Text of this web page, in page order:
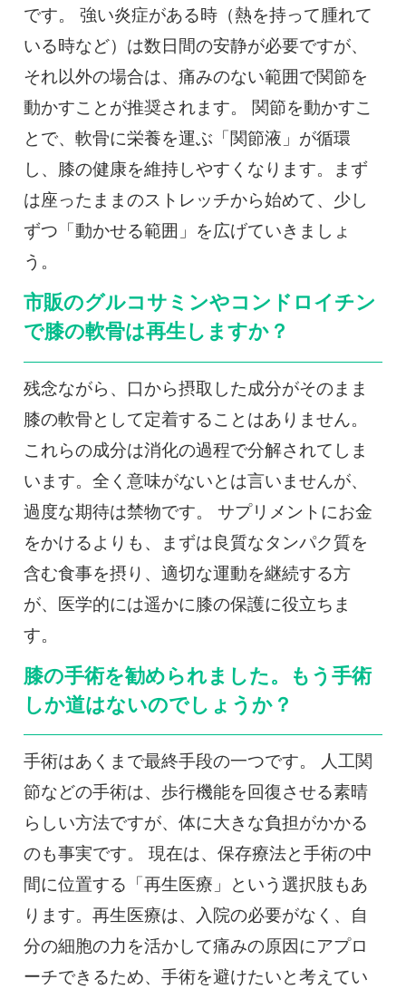
です。 強い炎症がある時（熱を持って腫れて
いる時など）は数日間の安静が必要ですが、
それ以外の場合は、痛みのない範囲で関節を
動かすことが推奨されます。 関節を動かすこ
とで、軟骨に栄養を運ぶ「関節液」が循環
し、膝の健康を維持しやすくなります。まず
は座ったままのストレッチから始めて、少し
ずつ「動かせる範囲」を広げていきましょ
う。
市販のグルコサミンやコンドロイチン
で膝の軟骨は再生しますか？
残念ながら、口から摂取した成分がそのまま
膝の軟骨として定着することはありません。
これらの成分は消化の過程で分解されてしま
います。全く意味がないとは言いませんが、
過度な期待は禁物です。 サプリメントにお金
をかけるよりも、まずは良質なタンパク質を
含む食事を摂り、適切な運動を継続する方
が、医学的には遥かに膝の保護に役立ちま
す。
膝の手術を勧められました。もう手術
しか道はないのでしょうか？
手術はあくまで最終手段の一つです。 人工関
節などの手術は、歩行機能を回復させる素晴
らしい方法ですが、体に大きな負担がかかる
のも事実です。 現在は、保存療法と手術の中
間に位置する「再生医療」という選択肢もあ
ります。再生医療は、入院の必要がなく、自
分の細胞の力を活かして痛みの原因にアプロ
ーチできるため、手術を避けたいと考えてい